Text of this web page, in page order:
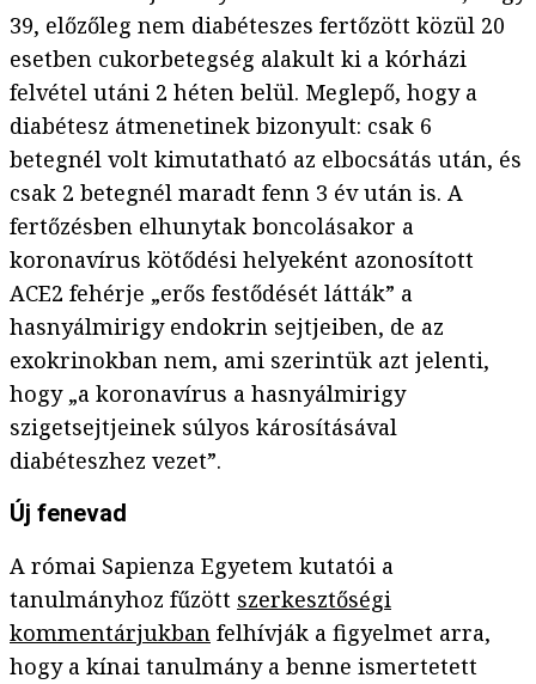
39, előzőleg nem diabéteszes fertőzött közül 20
esetben cukorbetegség alakult ki a kórházi
felvétel utáni 2 héten belül. Meglepő, hogy a
diabétesz átmenetinek bizonyult: csak 6
betegnél volt kimutatható az elbocsátás után, és
csak 2 betegnél maradt fenn 3 év után is. A
fertőzésben elhunytak boncolásakor a
koronavírus kötődési helyeként azonosított
ACE2 fehérje „erős festődését látták” a
hasnyálmirigy endokrin sejtjeiben, de az
exokrinokban nem, ami szerintük azt jelenti,
hogy „a koronavírus a hasnyálmirigy
szigetsejtjeinek súlyos károsításával
diabéteszhez vezet”.
Új fenevad
A római Sapienza Egyetem kutatói a
tanulmányhoz fűzött szerkesztőségi
kommentárjukban felhívják a figyelmet arra,
hogy a kínai tanulmány a benne ismertetett